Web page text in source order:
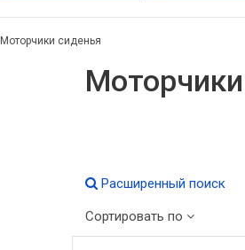
Моторчики сиденья
Расширенный поиск
Сортировать по